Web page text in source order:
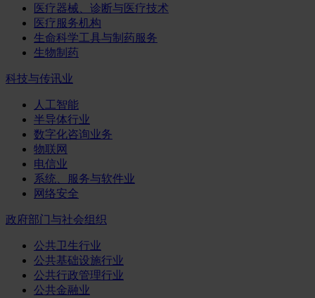
医疗器械、诊断与医疗技术
医疗服务机构
生命科学工具与制药服务
生物制药
科技与传讯业
人工智能
半导体行业
数字化咨询业务
物联网
电信业
系统、服务与软件业
网络安全
政府部门与社会组织
公共卫生行业
公共基础设施行业
公共行政管理行业
公共金融业